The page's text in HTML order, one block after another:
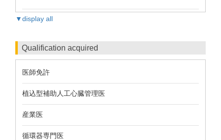
▼display all
Qualification acquired
医師免許
植込型補助人工心臓管理医
産業医
循環器専門医